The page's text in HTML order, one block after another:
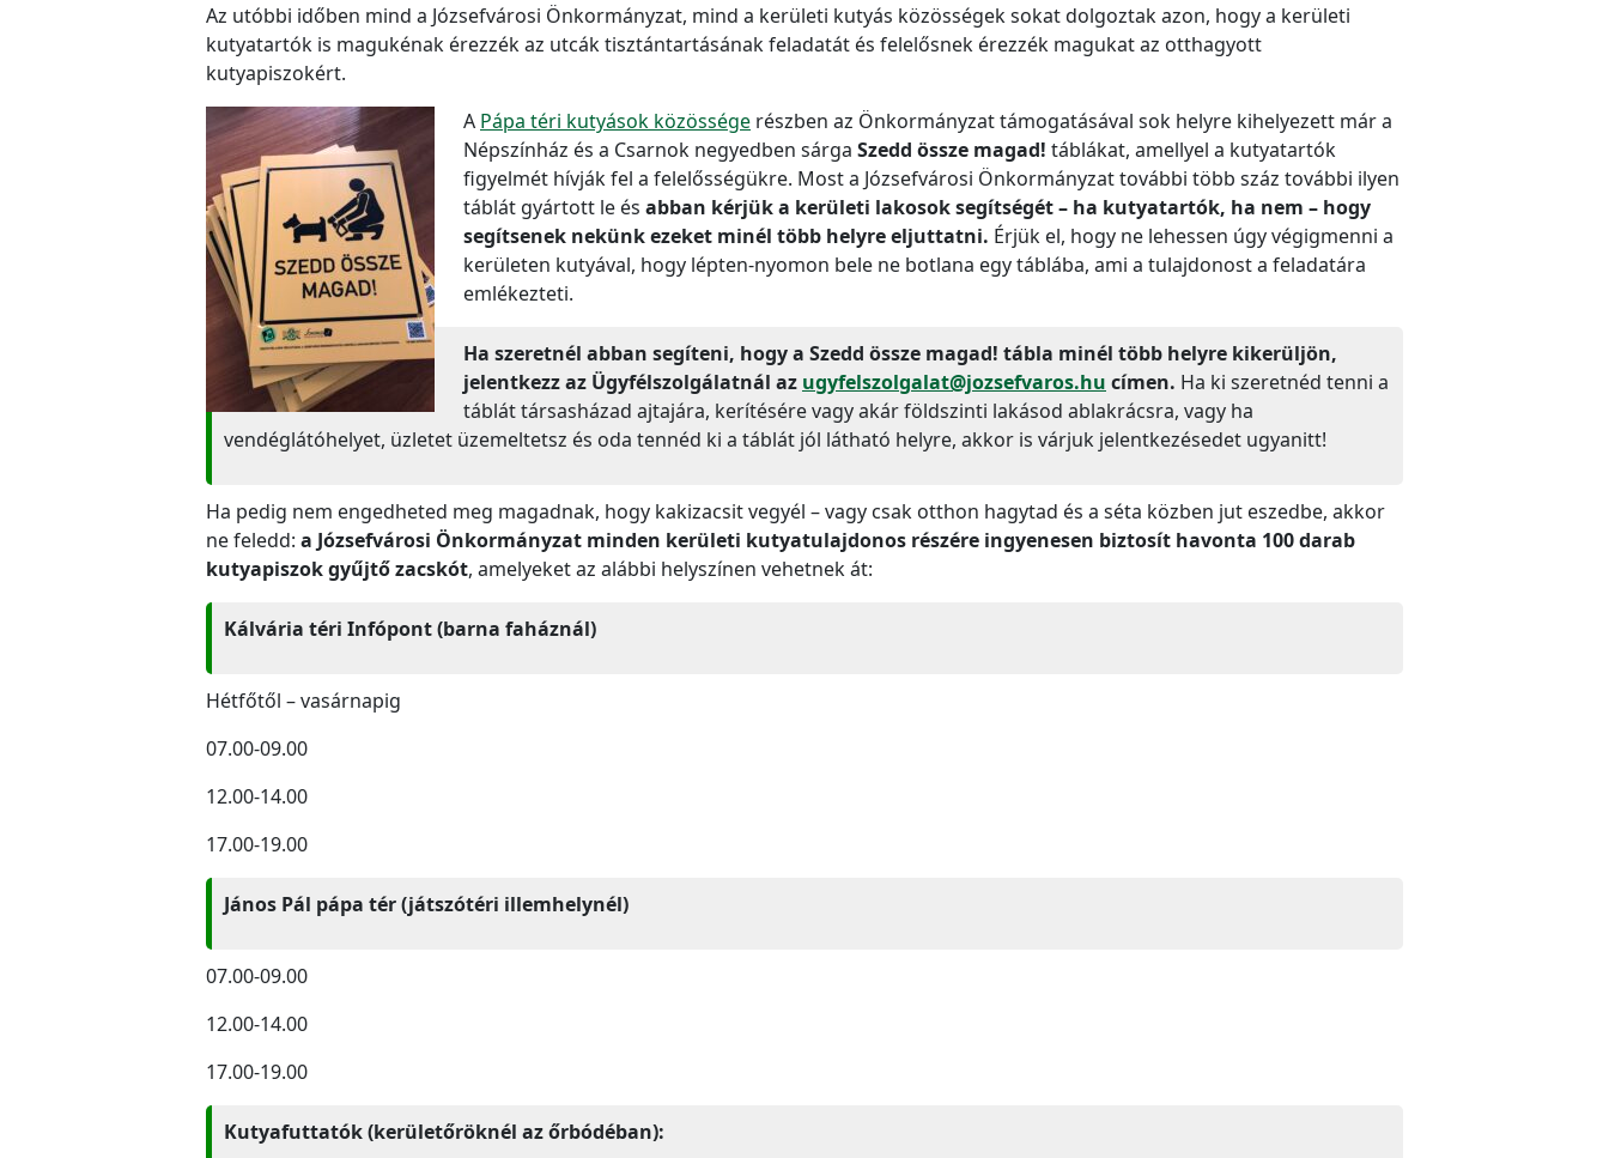
Az utóbbi időben mind a Józsefvárosi Önkormányzat, mind a kerületi kutyás közösségek sokat dolgoztak azon, hogy a kerületi
kutyatartók is magukénak érezzék az utcák tisztántartásának feladatát és felelősnek érezzék magukat az otthagyott
kutyapiszokért.
A Pápa téri kutyások közössége részben az Önkormányzat támogatásával sok helyre kihelyezett már a
Népszínház és a Csarnok negyedben sárga Szedd össze magad! táblákat, amellyel a kutyatartók
figyelmét hívják fel a felelősségükre. Most a Józsefvárosi Önkormányzat további több száz további ilyen
táblát gyártott le és abban kérjük a kerületi lakosok segítségét – ha kutyatartók, ha nem – hogy
segítsenek nekünk ezeket minél több helyre eljuttatni. Érjük el, hogy ne lehessen úgy végigmenni a
kerületen kutyával, hogy lépten-nyomon bele ne botlana egy táblába, ami a tulajdonost a feladatára
emlékezteti.
Ha szeretnél abban segíteni, hogy a Szedd össze magad! tábla minél több helyre kikerüljön,
jelentkezz az Ügyfélszolgálatnál az ugyfelszolgalat@jozsefvaros.hu címen. Ha ki szeretnéd tenni a
táblát társasházad ajtajára, kerítésére vagy akár földszinti lakásod ablakrácsra, vagy ha
vendéglátóhelyet, üzletet üzemeltetsz és oda tennéd ki a táblát jól látható helyre, akkor is várjuk jelentkezésedet ugyanitt!
Ha pedig nem engedheted meg magadnak, hogy kakizacsit vegyél – vagy csak otthon hagytad és a séta közben jut eszedbe, akkor
ne feledd: a Józsefvárosi Önkormányzat minden kerületi kutyatulajdonos részére ingyenesen biztosít havonta 100 darab
kutyapiszok gyűjtő zacskót, amelyeket az alábbi helyszínen vehetnek át:
Kálvária téri Infópont (barna faháznál)
Hétfőtől – vasárnapig
07.00-09.00
12.00-14.00
17.00-19.00
János Pál pápa tér (játszótéri illemhelynél)
07.00-09.00
12.00-14.00
17.00-19.00
Kutyafuttatók (kerületőröknél az őrbódéban):